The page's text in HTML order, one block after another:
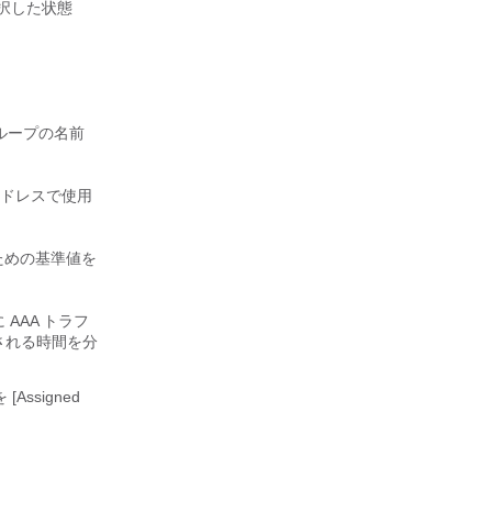
した状態
ープの名前
レスで使用
の基準値を
AAA トラフ
れる時間を分
[Assigned